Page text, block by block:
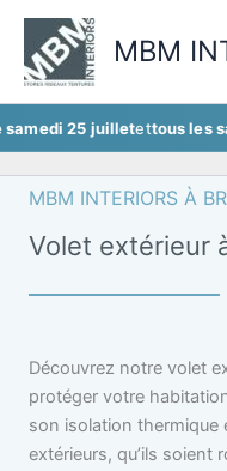
Aller
contenu
MBM
25 juilletet tous les samedis
MBM INTERIORS À
Volet extérieur
Découvrez notre volet
protéger votre
son isolation thermique
extérieurs, qu’ils soient